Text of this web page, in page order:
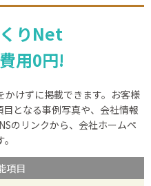
りNet
用0円!
けずに掲載できます。お客様
となる事例写真や、会社情報
のリンクから、会社ホームペ
項目